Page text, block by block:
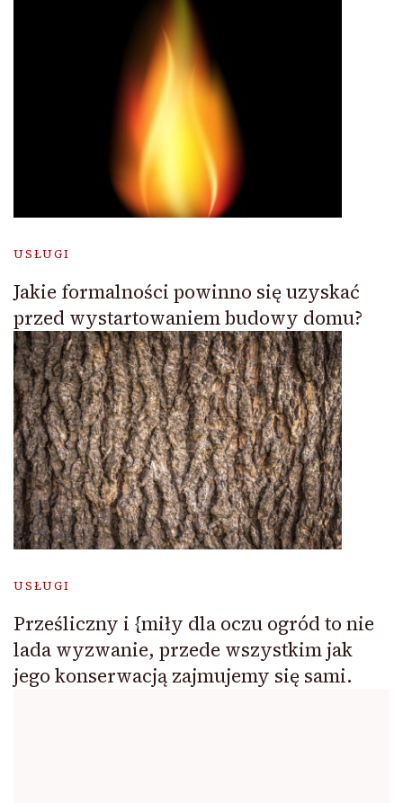
USŁUGI
Jakie formalności powinno się uzyskać
przed wystartowaniem budowy domu?
USŁUGI
Prześliczny i {miły dla oczu ogród to nie
lada wyzwanie, przede wszystkim jak
jego konserwacją zajmujemy się sami.